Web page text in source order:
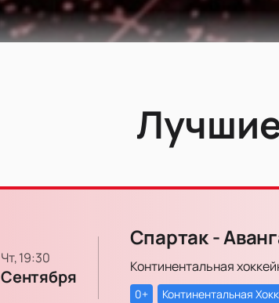
чт, 19:30
Сентября
Спартак -
Континентальная
0+ Континентальная